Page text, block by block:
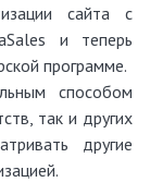
сайта с
и теперь
программе.
способом
так и других
другие